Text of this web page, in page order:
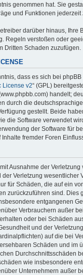
genommen hat. Sie
und Funktionen jederzeit
darüber hinaus, Ihre
Regeln verstoßen oder
Dritten Schaden zuzufügen.
dass es sich bei phpBB
License v2“ (GPL)
handelt;
durch die
gestellt. Beide
die Software verwendet
der Software für
fremder Foren
Ausnahme der
Verletzung wesentlicher
für Schäden, die auf ein
zurückzuführen sind. Dies
entgangenen
Verbrauchern außer
oder bei Schäden
und der
auf die bei
Schäden und im
Durchschnittsschäden
wie insbesondere
Unternehmern außer